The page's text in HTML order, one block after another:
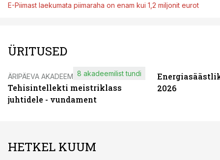
E-Piimast laekumata piimaraha on enam kui 1,2 miljonit eurot
ÜRITUSED
ÄRIPÄEVA AKADEEMIA
Tehisintellekti meistriklass
juhtidele - vundament
8 akadeemilist tundi
2026
HETKEL KUUM